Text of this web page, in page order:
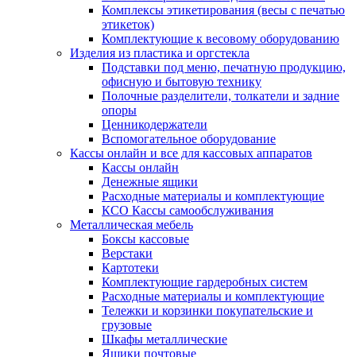
Комплексы этикетирования (весы с печатью
этикеток)
Комплектующие к весовому оборудованию
Изделия из пластика и оргстекла
Подставки под меню, печатную продукцию,
офисную и бытовую технику
Полочные разделители, толкатели и задние
опоры
Ценникодержатели
Вспомогательное оборудование
Кассы онлайн и все для кассовых аппаратов
Кассы онлайн
Денежные ящики
Расходные материалы и комплектующие
КСО Кассы самообслуживания
Металлическая мебель
Боксы кассовые
Верстаки
Картотеки
Комплектующие гардеробных систем
Расходные материалы и комплектующие
Тележки и корзинки покупательские и
грузовые
Шкафы металлические
Ящики почтовые